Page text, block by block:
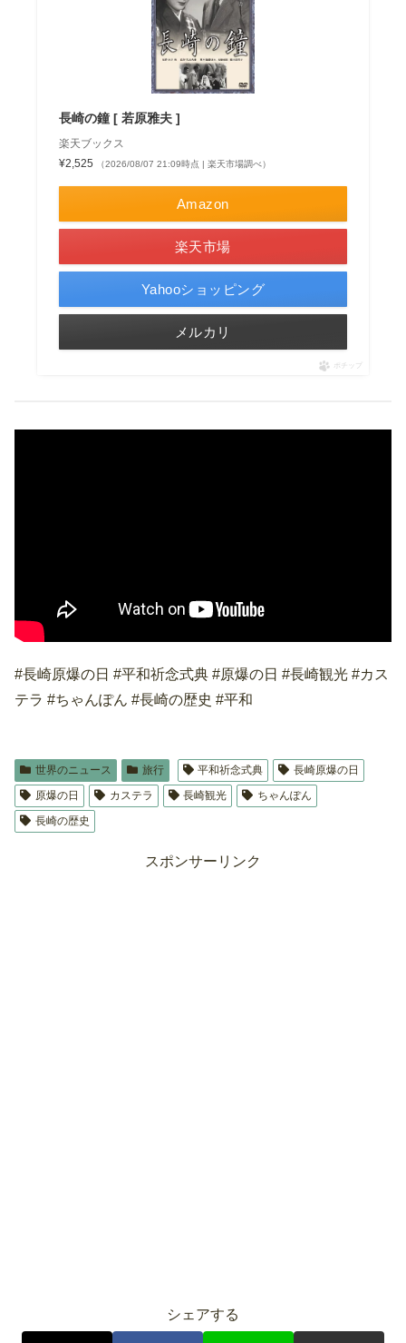
長崎の鐘 [ 若原雅夫 ]
楽天ブックス
¥2,525
（2026/08/07 21:09時点 | 楽天市場調べ）
Amazon
楽天市場
Yahooショッピング
メルカリ
ポチップ
#長崎原爆の日 #平和祈念式典 #原爆の日 #長崎観光 #カス
テラ #ちゃんぽん #長崎の歴史 #平和
世界のニュース 旅行 平和祈念式典
長崎原爆の日
原爆の日
カステラ 長崎観光
ちゃんぽん
長崎の歴史
スポンサーリンク
シェアする